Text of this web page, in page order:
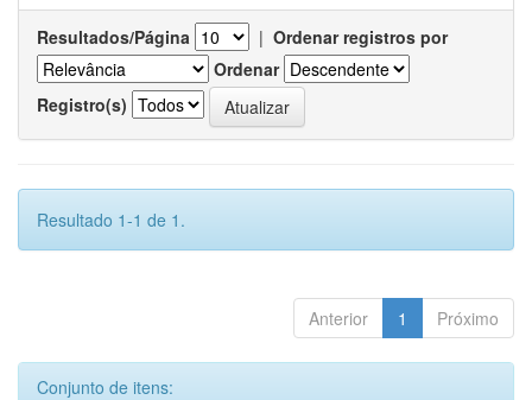
Resultados/Página | Ordenar registros por
Ordenar
Registro(s)
Resultado 1-1 de 1.
Anterior 1 Próximo
Conjunto de itens: